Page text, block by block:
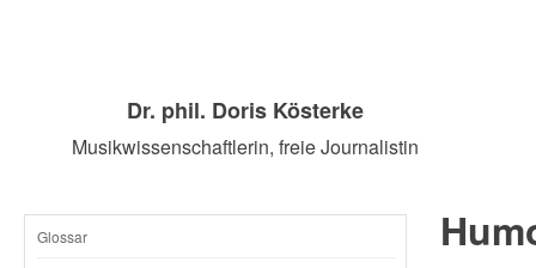
Dr. phil. Doris Kösterke
Musikwissenschaftlerin, freie Journalistin
SKIP
Glossar